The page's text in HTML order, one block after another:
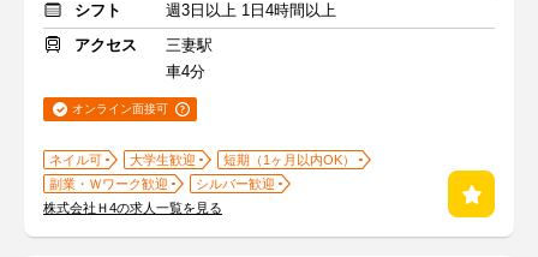
シフト
週3日以上 1日4時間以上
アクセス
三妻駅
車4分
オンライン面接可
ネイル可 大学生歓迎
短期（1ヶ月以内OK）
副業・Ｗワーク歓迎
シルバー歓迎
株式会社Ｈ4の求人一覧を見る